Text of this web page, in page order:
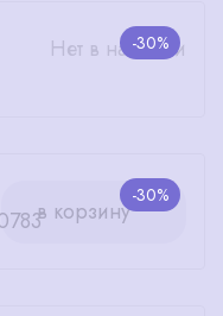
-30%
Нет в наличии
-30%
в корзину